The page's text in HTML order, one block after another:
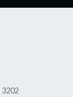
3202